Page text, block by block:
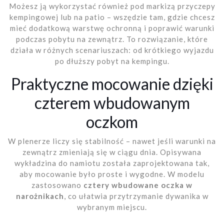
Możesz ją wykorzystać również pod markizą przyczepy
kempingowej lub na patio – wszędzie tam, gdzie chcesz
mieć dodatkową warstwę ochronną i poprawić warunki
podczas pobytu na zewnątrz. To rozwiązanie, które
działa w różnych scenariuszach: od krótkiego wyjazdu
po dłuższy pobyt na kempingu.
Praktyczne mocowanie dzięki
czterem wbudowanym
oczkom
W plenerze liczy się stabilność – nawet jeśli warunki na
zewnątrz zmieniają się w ciągu dnia. Opisywana
wykładzina do namiotu została zaprojektowana tak,
aby mocowanie było proste i wygodne. W modelu
zastosowano cztery wbudowane oczka w
narożnikach, co ułatwia przytrzymanie dywanika w
wybranym miejscu.